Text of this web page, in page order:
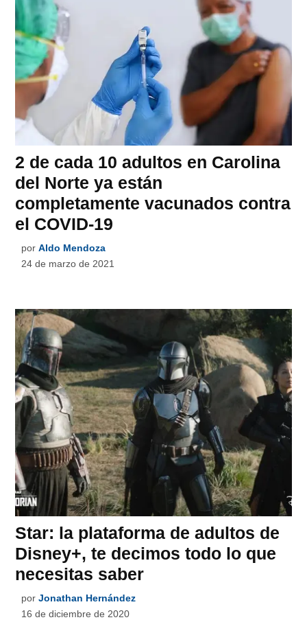
2 de cada 10 adultos en Carolina
del Norte ya están
completamente vacunados contra
el COVID-19
por Aldo Mendoza
24 de marzo de 2021
Star: la plataforma de adultos de
Disney+, te decimos todo lo que
necesitas saber
por Jonathan Hernández
16 de diciembre de 2020